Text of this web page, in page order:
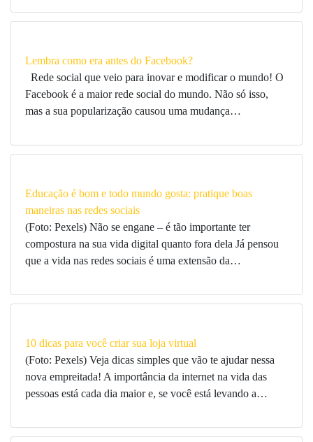
Lembra como era antes do Facebook?
Rede social que veio para inovar e modificar o mundo! O
Facebook é a maior rede social do mundo. Não só isso,
mas a sua popularização causou uma mudança…
Educação é bom e todo mundo gosta: pratique boas
maneiras nas redes sociais
(Foto: Pexels) Não se engane – é tão importante ter
compostura na sua vida digital quanto fora dela Já pensou
que a vida nas redes sociais é uma extensão da…
10 dicas para você criar sua loja virtual
(Foto: Pexels) Veja dicas simples que vão te ajudar nessa
nova empreitada! A importância da internet na vida das
pessoas está cada dia maior e, se você está levando a…